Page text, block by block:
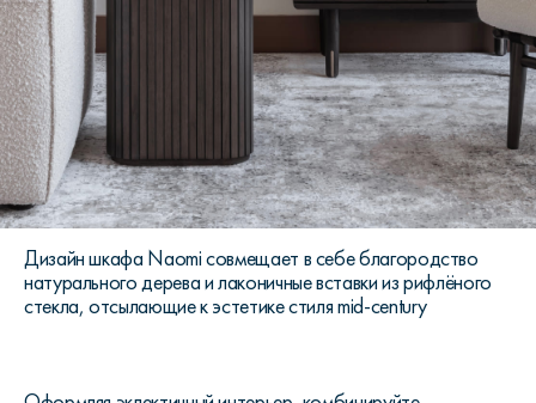
Дизайн шкафа Naomi совмещает в себе благородство
натурального дерева и лаконичные вставки из рифлёного
стекла, отсылающие к эстетике стиля mid-century